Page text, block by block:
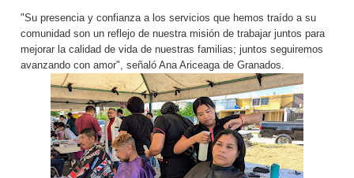
"Su presencia y confianza a los servicios que hemos traído a su
comunidad son un reflejo de nuestra misión de trabajar juntos para
mejorar la calidad de vida de nuestras familias; juntos seguiremos
avanzando con amor", señaló Ana Ariceaga de Granados.